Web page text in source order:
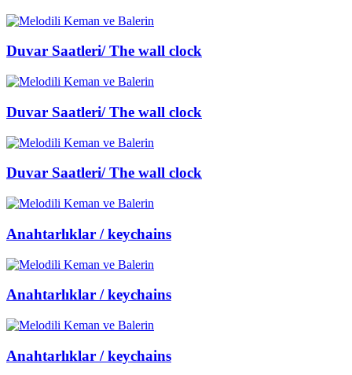
Duvar Saatleri/ The wall clock
Duvar Saatleri/ The wall clock
Duvar Saatleri/ The wall clock
Anahtarlıklar / keychains
Anahtarlıklar / keychains
Anahtarlıklar / keychains